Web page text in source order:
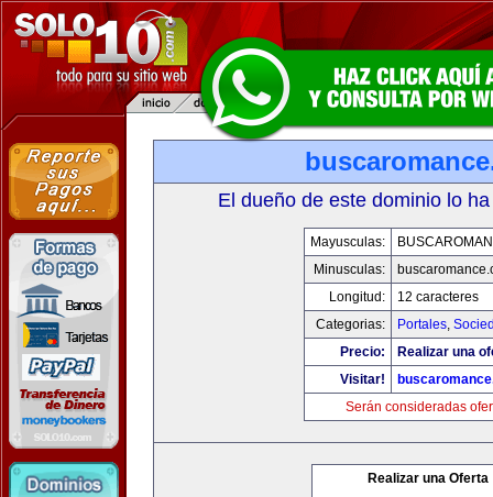
El dueño de este dominio lo
Mayusculas:
Minusculas:
Longitud:
12 caracteres
Categorias:
Portales,
Precio:
Realizar una
Visitar!
Serán consideradas
Realizar una Oferta